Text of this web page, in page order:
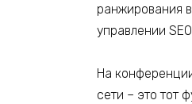
ранжирования
управлении
На
сети – это тот